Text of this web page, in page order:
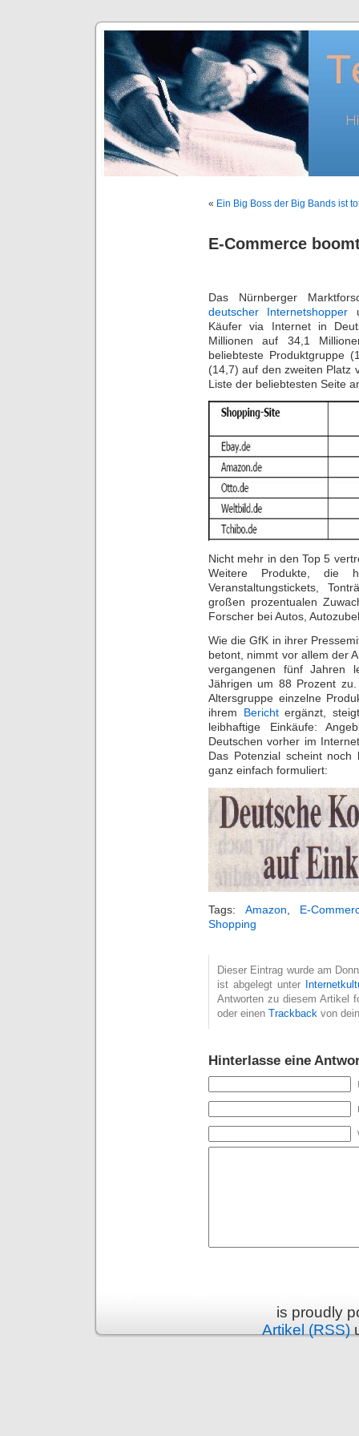
« Ein Big Boss der Big Bands ist
E-Commerce
Das Nürnberger
deutscher Internetshopper
Käufer via Internet in
Millionen auf 34,1
beliebteste Produktgruppe
(14,7) auf den zweiten Platz
Liste der beliebtesten Seite
Nicht mehr in den Top 5
Weitere Produkte, die
Veranstaltungstickets,
großen prozentualen
Forscher bei Autos,
Wie die GfK in ihrer
betont, nimmt vor allem der
vergangenen fünf Jahren
Jährigen um 88 Prozent
Altersgruppe einzelne
ihrem Berichtergänzt,
leibhaftige Einkäufe:
Deutschen vorher im
Das Potenzial scheint
ganz einfach formuliert:
Tags: Amazon
E-
Shopping
Dieser Eintrag wurde am
ist abgelegt unter
Antworten zu diesem Artikel
oder einen Trackback von
Hinterlasse eine
is proudly
Artikel (RSS)